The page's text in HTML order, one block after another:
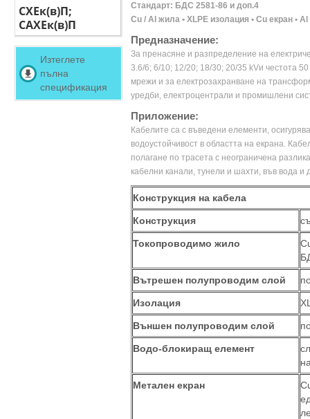
СХЕк(в)П;
САХЕк(в)П
Изтеглете
пълна
спецификация
Стандарт: БДС 2581-86 и доп.4
Cu / Al жила • XLPE изолация • Cu екран •
Предназначение:
За пренасяне и разпределение на
3.6/6; 6/10; 12/20; 18/30; 20/35 kVи честота
мрежи и за електрозахранване на
уредби, електроцентрали и промишлени
Приложение:
Кабелите са с въведени елементи,
водоустойчивост в областта на екрана.
полагане по трасета с неограничена
кабелни канали, тунели и шахти, във вода и
Конструкция на кабела
Конструкция
Токопроводимо жило
Вътрешен полупроводим слой
Изолация
Външен полупроводим слой
Водо-блокиращ елемент
Метален екран